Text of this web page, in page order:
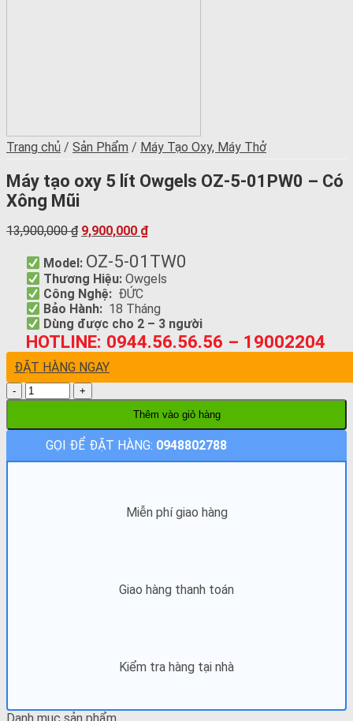
Trang chủ / Sản Phẩm / Máy Tạo Oxy, Máy Thở
Máy tạo oxy 5 lít Owgels OZ-5-01PW0 – Có
Xông Mũi
13,900,000₫ 9,900,000 ₫
Model: OZ-5-01TW0
Thương Hiệu: Owgels
Công Nghệ: ĐỨC
Bảo Hành: 18 Tháng
Dùng được cho 2 – 3 người
HOTLINE: 0944.56.56.56 – 19002204
ĐẶT HÀNG NGAY
Số
lượng
Thêm vào giỏ hàng
GỌI ĐỂ ĐẶT HÀNG: 0948802788
Miễn phí giao hàng
Giao hàng thanh toán
Kiểm tra hàng tại nhà